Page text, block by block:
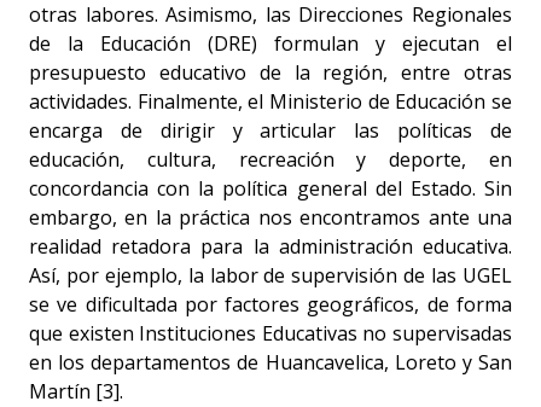
otras labores. Asimismo, las Direcciones Regionales
de la Educación (DRE) formulan y ejecutan el
presupuesto educativo de la región, entre otras
actividades. Finalmente, el Ministerio de Educación se
encarga de dirigir y articular las políticas de
educación, cultura, recreación y deporte, en
concordancia con la política general del Estado. Sin
embargo, en la práctica nos encontramos ante una
realidad retadora para la administración educativa.
Así, por ejemplo, la labor de supervisión de las UGEL
se ve dificultada por factores geográficos, de forma
que existen Instituciones Educativas no supervisadas
en los departamentos de Huancavelica, Loreto y San
Martín [3].